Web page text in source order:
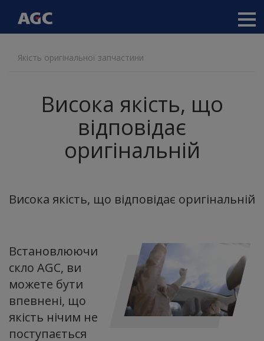
Якість оригінальної запчастини
Висока якість, що
відповідає
оригінальній
Висока якість, що відповідає оригінальній
Встановлюючи
скло AGC, ви
можете бути
впевнені, що
якість нічим не
поступається